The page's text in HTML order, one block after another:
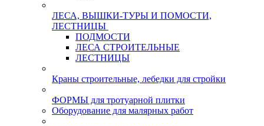
ЛЕСА, ВЫШКИ-ТУРЫ И ПОМОСТИ,
ЛЕСТНИЦЫ
ПОДМОСТИ
ЛЕСА СТРОИТЕЛЬНЫЕ
ЛЕСТНИЦЫ
Краны строительные, лебедки для стройки
ФОРМЫ для тротуарной плитки
Оборудование для малярных работ